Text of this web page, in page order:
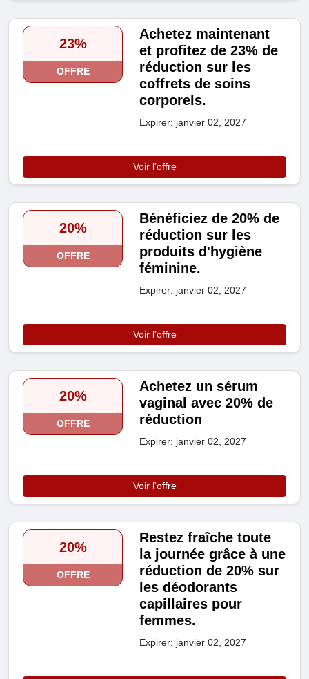
23%
OFFRE
Achetez maintenant
et profitez de 23% de
réduction sur les
coffrets de soins
corporels.
Expirer: janvier 02, 2027
Voir l'offre
20%
OFFRE
Bénéficiez de 20% de
réduction sur les
produits d'hygiène
féminine.
Expirer: janvier 02, 2027
Voir l'offre
20%
OFFRE
Achetez un sérum
vaginal avec 20% de
réduction
Expirer: janvier 02, 2027
Voir l'offre
20%
OFFRE
Restez fraîche toute
la journée grâce à une
réduction de 20% sur
les déodorants
capillaires pour
femmes.
Expirer: janvier 02, 2027